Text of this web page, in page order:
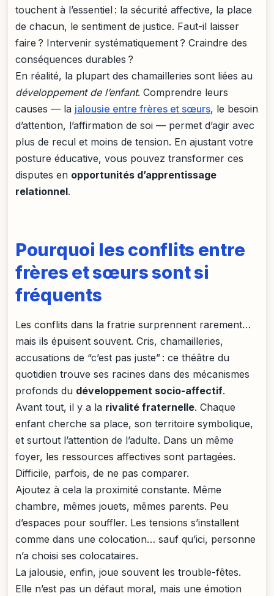
touchent à l’essentiel : la sécurité affective, la place
de chacun, le sentiment de justice. Faut-il laisser
faire ? Intervenir systématiquement ? Craindre des
conséquences durables ?
En réalité, la plupart des chamailleries sont liées au
développement de l’enfant. Comprendre leurs
causes — la jalousie entre frères et sœurs, le besoin
d’attention, l’affirmation de soi — permet d’agir avec
plus de recul et moins de tension. En ajustant votre
posture éducative, vous pouvez transformer ces
disputes en opportunités d’apprentissage
relationnel.
Pourquoi les conflits entre
frères et sœurs sont si
fréquents
Les conflits dans la fratrie surprennent rarement…
mais ils épuisent souvent. Cris, chamailleries,
accusations de “c’est pas juste” : ce théâtre du
quotidien trouve ses racines dans des mécanismes
profonds du développement socio-affectif.
Avant tout, il y a la rivalité fraternelle. Chaque
enfant cherche sa place, son territoire symbolique,
et surtout l’attention de l’adulte. Dans un même
foyer, les ressources affectives sont partagées.
Difficile, parfois, de ne pas comparer.
Ajoutez à cela la proximité constante. Même
chambre, mêmes jouets, mêmes parents. Peu
d’espaces pour souffler. Les tensions s’installent
comme dans une colocation… sauf qu’ici, personne
n’a choisi ses colocataires.
La jalousie, enfin, joue souvent les trouble-fêtes.
Elle n’est pas un défaut moral, mais une émotion